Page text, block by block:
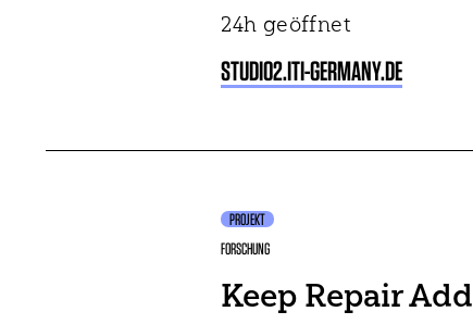
24h geöffnet
STUDIO2.ITI-GERMANY.DE
PROJEKT
FORSCHUNG
Keep Repair Add